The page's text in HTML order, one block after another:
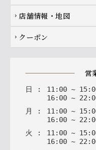
chevron_right 店舗情報・地図
chevron_right クーポン
日 : 11 : 00 ~ 15:
16: 00 ~ 22 :
月
: 11: 00 ~ 15:
16: 00 ~ 22:
火
: 11: 00 ~ 15:
16: 00 ~ 22: